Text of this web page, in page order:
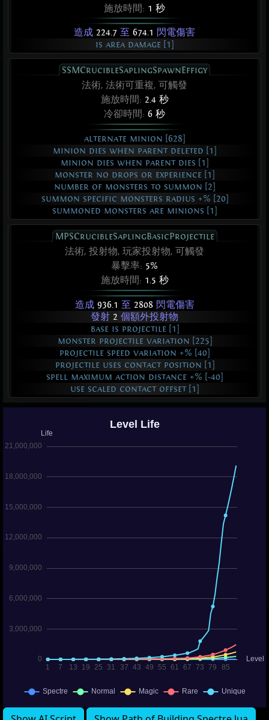
施放時間: 1 秒
造成 224.7 至 674.1 閃電傷害
is area damage [1]
SSMCrucibleSaplingSpawnEffigy
法術, 法術可重複, 可觸發
施放時間: 2.4 秒
冷卻時間: 6 秒
alternate minion [628]
minion dies when parent deleted [1]
minion dies when parent dies [1]
monster no drops or experience [1]
number of monsters to summon [2]
summon specific monsters radius +% [20]
summoned monsters are minions [1]
MPSCrucibleSaplingBasicProjectile
法術, 投射物, 玩家投射物, 可觸發
暴擊率: 5%
施放時間: 1.5 秒
造成 936.1 至 2808閃電傷害
發射 2 個額外投射物
base is projectile [1]
monster projectile variation [225]
projectile speed variation +% [40]
projectile uses contact position [1]
spell maximum action distance +% [-40]
use scaled contact offset [1]